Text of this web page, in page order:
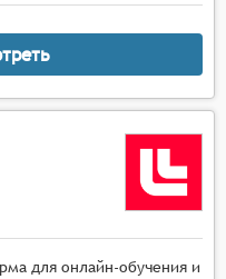
для онлайн-обучения и